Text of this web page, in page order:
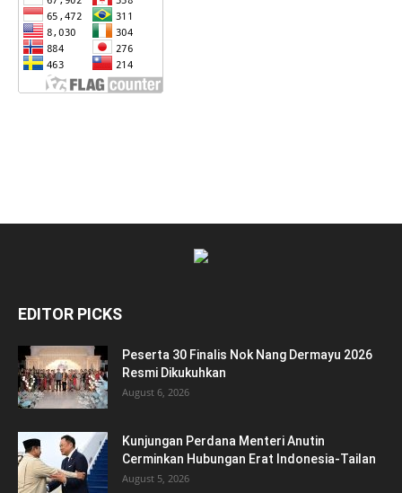
EDITOR PICKS
Peserta 30 Finalis Nok Nang Dermayu 2026
Resmi Dikukuhkan
August 6, 2026
Kunjungan Perdana Menteri Anutin
Cerminkan Hubungan Erat Indonesia-Tailan
August 5, 2026